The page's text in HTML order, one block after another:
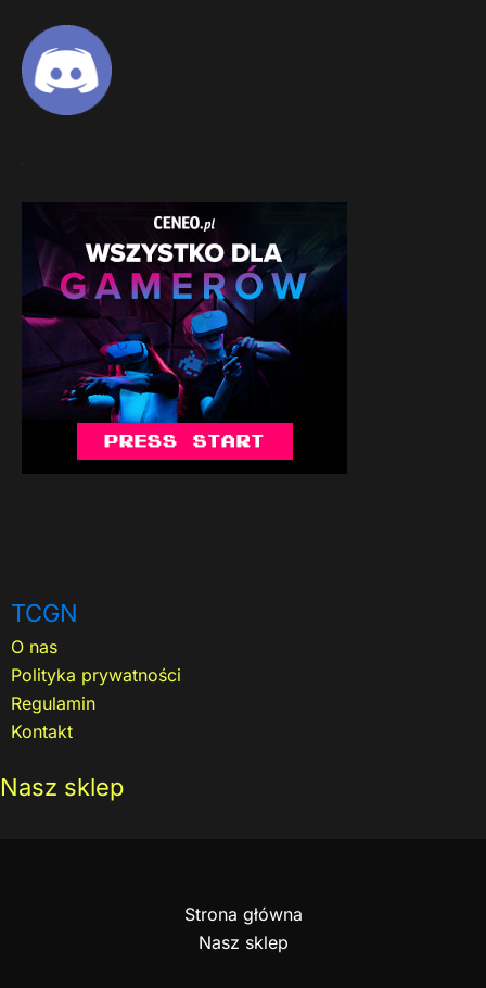
TCGN
O nas
Polityka prywatności
Regulamin
Kontakt
Nasz sklep
Strona główna
Nasz sklep